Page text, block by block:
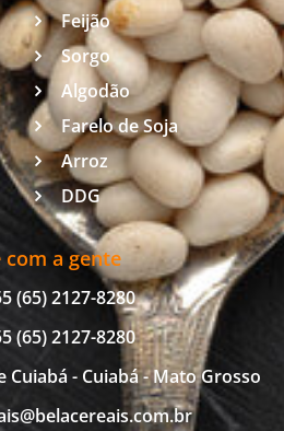
Feijão
Sorgo
Algodão
Farelo de Soja
Arroz
DDG
com a gente
(65) 2127-8280
(65) 2127-8280
Cuiabá - Cuiabá - Mato Grosso